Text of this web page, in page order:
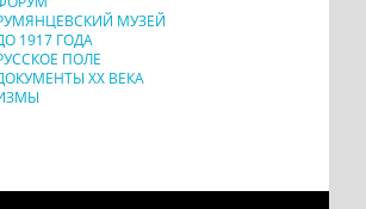
МУЗЕЙ
1917 ГОДА
ПОЛЕ
XX ВЕКА